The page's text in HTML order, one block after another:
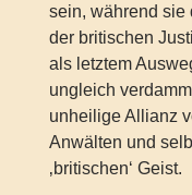
sein, während sie
der britischen
als letztem
ungleich
unheilige Allianz
Anwälten und
‚britischen‘ Geist.